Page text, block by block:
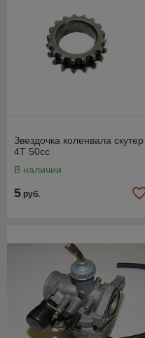
Звездочка коленвала скутер
4Т 50сс
В наличии
5 руб.